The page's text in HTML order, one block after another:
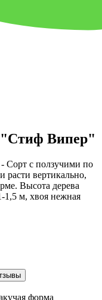
"Стиф Випер"
Сорт с ползучими по
расти вертикально,
Высота дерева
1,5 м, хвоя нежная
форма